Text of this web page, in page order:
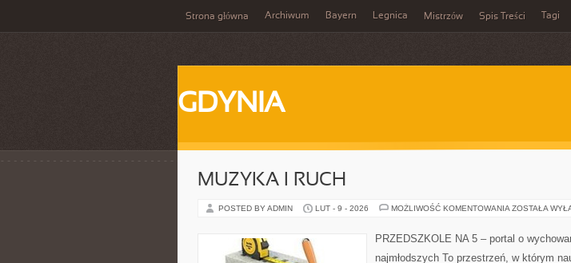
Strona główna Archiwum Bayern Legnica Mistrzów Spis Treści Tagi
GDYNIA
MUZYKA I RUCH
POSTED BY ADMIN LUT - 9 - 2026 MOŻLIWOŚĆ KOMENTOWANIA MUZYKA
ZOSTAŁA
PRZEDSZKOLE NA 5 – portal o
najmłodszych To przestrzeń, w którym